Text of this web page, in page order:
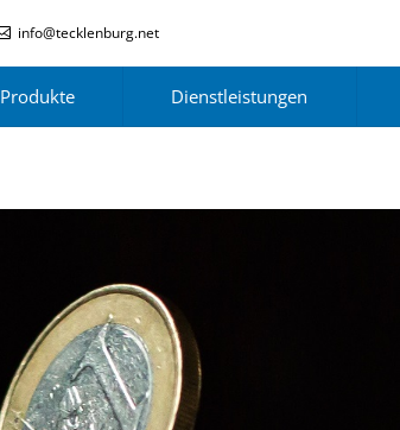
info@tecklenburg.net
Produkte Dienstleistungen